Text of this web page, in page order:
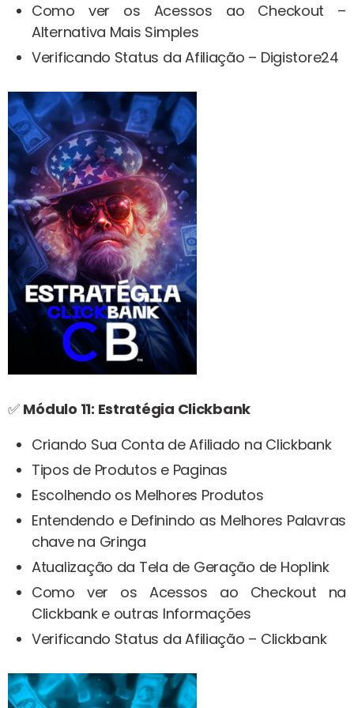
Como ver os Acessos ao Checkout –
Alternativa Mais Simples
Verificando Status da Afiliação – Digistore24
✅ Módulo 11: Estratégia Clickbank
Criando Sua Conta de Afiliado na Clickbank
Tipos de Produtos e Paginas
Escolhendo os Melhores Produtos
Entendendo e Definindo as Melhores Palavras
chave na Gringa
Atualização da Tela de Geração de Hoplink
Como ver os Acessos ao Checkout na
Clickbank e outras Informações
Verificando Status da Afiliação – Clickbank